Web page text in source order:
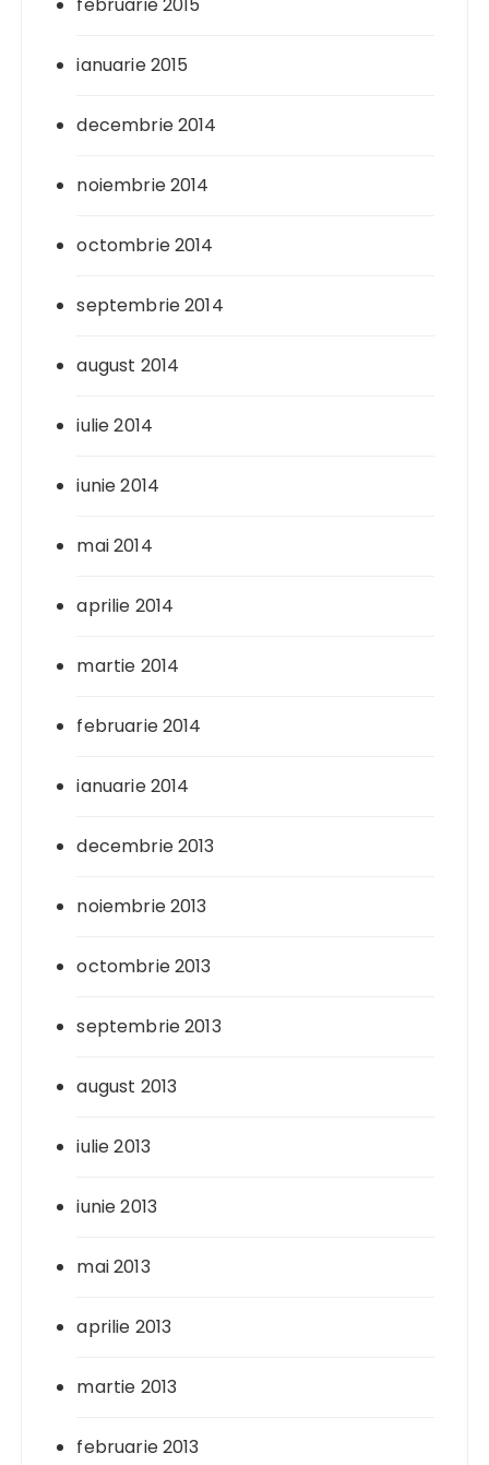
ianuarie 2015
decembrie 2014
noiembrie 2014
octombrie 2014
septembrie 2014
august 2014
iulie 2014
iunie 2014
mai 2014
aprilie 2014
martie 2014
februarie 2014
ianuarie 2014
decembrie 2013
noiembrie 2013
octombrie 2013
septembrie 2013
august 2013
iulie 2013
iunie 2013
mai 2013
aprilie 2013
martie 2013
februarie 2013